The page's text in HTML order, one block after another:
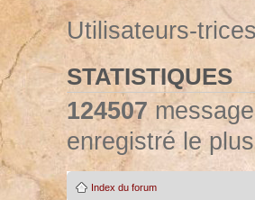
Utilisateurs-
STATISTIQUES
124507
enregistré le
Index du forum